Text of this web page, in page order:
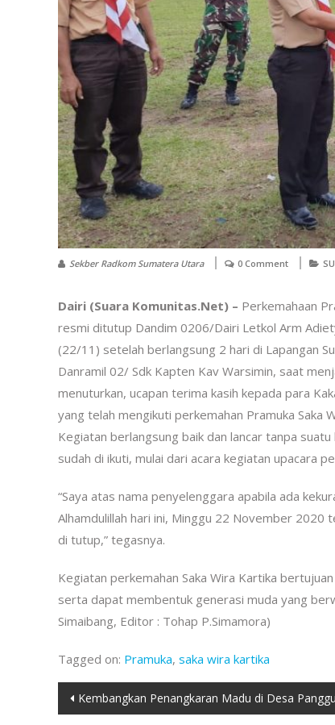
Sekber Radkom Sumatera Utara 0 Comment
Dairi (Suara Komunitas.Net) – Perkemahaan
resmi ditutup Dandim 0206/Dairi Letkol Arm
(22/11) setelah berlangsung 2 hari di Lapangan
Danramil 02/ Sdk Kapten Kav Warsimin, saat
menuturkan, ucapan terima kasih kepada para
yang telah mengikuti perkemahan Pramuka Saka
Kegiatan berlangsung baik dan lancar tanpa
sudah di ikuti, mulai dari acara kegiatan upacara
“Saya atas nama penyelenggara apabila ada
Alhamdulillah hari ini, Minggu 22 November 2020
di tutup,” tegasnya.
Kegiatan perkemahan Saka Wira Kartika
serta dapat membentuk generasi muda yang
Simaibang, Editor : Tohap P.Simamora)
Tagged on: Pramuka, saka wira kartika
Post
Kembangkan Penangkaran Madu di Desa